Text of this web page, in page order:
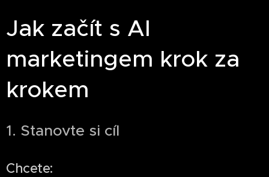
Jak začít s AI
marketingem krok za
krokem
1. Stanovte si cíl
Chcete: